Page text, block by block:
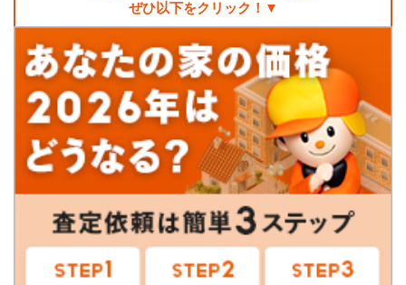
ぜひ以下をクリック！▼